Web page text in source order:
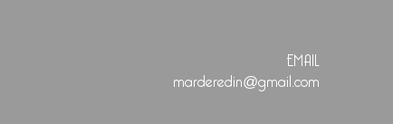
EMAIL
marderedin@gmail.com